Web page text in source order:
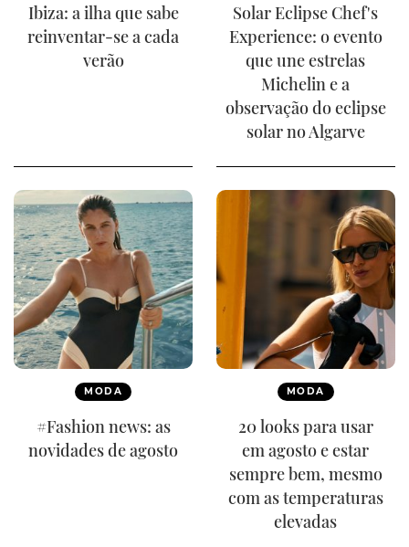
Ibiza: a ilha que sabe
reinventar-se a cada
verão
Solar Eclipse Chef's
Experience: o evento
que une estrelas
Michelin e a
observação do eclipse
solar no Algarve
MODA
#Fashion news: as
novidades de agosto
MODA
20 looks para usar
em agosto e estar
sempre bem, mesmo
com as temperaturas
elevadas